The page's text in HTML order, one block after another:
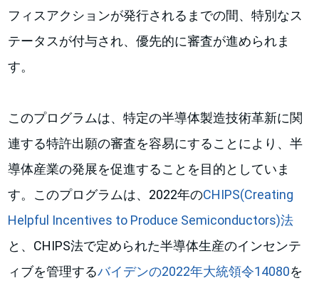
フィスアクションが発行されるまでの間、特別なス
テータスが付与され、優先的に審査が進められま
す。
このプログラムは、特定の半導体製造技術革新に関
連する特許出願の審査を容易にすることにより、半
導体産業の発展を促進することを目的としていま
す。このプログラムは、2022年のCHIPS(Creating
Helpful Incentives to Produce Semiconductors)法
と、CHIPS法で定められた半導体生産のインセンテ
ィブを管理するバイデンの2022年大統領令14080を